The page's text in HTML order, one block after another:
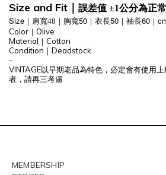
Size and Fit 誤差值 ±1公分為正
Size ｜ 肩寬48 ｜ 胸寬50 ｜ 衣長50 ｜ 袖長60 ｜
Color｜Olive
Material｜ Cotton
Condition｜Deadstock
-
VINTAGE以早期老品為特色，必定會有使用
者，請再三考慮
MEMBERSHIP